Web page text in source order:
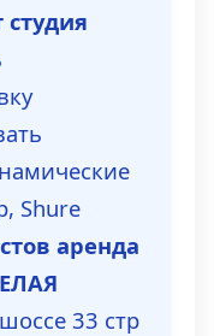
студия
Shure
аренда
33 стр